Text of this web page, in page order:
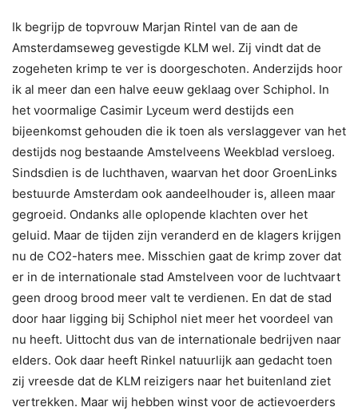
Ik begrijp de topvrouw Marjan Rintel van de aan de
Amsterdamseweg gevestigde KLM wel. Zij vindt dat de
zogeheten krimp te ver is doorgeschoten. Anderzijds hoor
ik al meer dan een halve eeuw geklaag over Schiphol. In
het voormalige Casimir Lyceum werd destijds een
bijeenkomst gehouden die ik toen als verslaggever van het
destijds nog bestaande Amstelveens Weekblad versloeg.
Sindsdien is de luchthaven, waarvan het door GroenLinks
bestuurde Amsterdam ook aandeelhouder is, alleen maar
gegroeid. Ondanks alle oplopende klachten over het
geluid. Maar de tijden zijn veranderd en de klagers krijgen
nu de CO2-haters mee. Misschien gaat de krimp zover dat
er in de internationale stad Amstelveen voor de luchtvaart
geen droog brood meer valt te verdienen. En dat de stad
door haar ligging bij Schiphol niet meer het voordeel van
nu heeft. Uittocht dus van de internationale bedrijven naar
elders. Ook daar heeft Rinkel natuurlijk aan gedacht toen
zij vreesde dat de KLM reizigers naar het buitenland ziet
vertrekken. Maar wij hebben winst voor de actievoerders